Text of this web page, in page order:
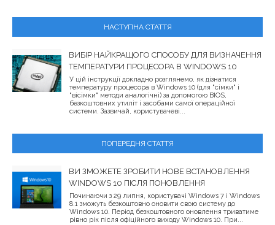
НАСТУПНА СТАТТЯ
ВИБІР НАЙКРАЩОГО СПОСОБУ ДЛЯ ВИЗНАЧЕННЯ
ТЕМПЕРАТУРИ ПРОЦЕСОРА В WINDOWS 10
У цій інструкції докладно розглянемо, як дізнатися
температуру процесора в Windows 10 (для "сімки" і
"вісімки" методи аналогічні) за допомогою BIOS,
безкоштовних утиліт і засобами самої операційної
системи. Зазвичай, користувачеві...
ПОПЕРЕДНЯ СТАТТЯ
ВИ ЗМОЖЕТЕ ЗРОБИТИ НОВЕ ВСТАНОВЛЕННЯ
WINDOWS 10 ПІСЛЯ ПОНОВЛЕННЯ
Починаючи з 29 липня, користувачі Windows 7 і Windows
8.1 зможуть безкоштовно оновити свою систему до
Windows 10. Період безкоштовного оновлення триватиме
рівно рік після офіційного виходу Windows 10. При...